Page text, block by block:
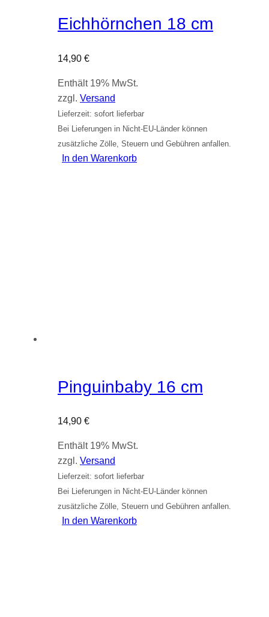
Eichhörnchen 18 cm
14,90 €
Enthält 19% MwSt.
zzgl. Versand
Lieferzeit: sofort lieferbar
Bei Lieferungen in Nicht-EU-Länder können
zusätzliche Zölle, Steuern und Gebühren anfallen.
In den Warenkorb
Pinguinbaby 16 cm
14,90 €
Enthält 19% MwSt.
zzgl. Versand
Lieferzeit: sofort lieferbar
Bei Lieferungen in Nicht-EU-Länder können
zusätzliche Zölle, Steuern und Gebühren anfallen.
In den Warenkorb